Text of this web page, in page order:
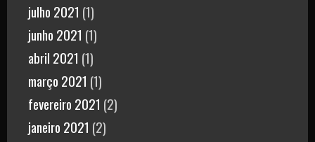
julho 2021 (1)
junho 2021 (1)
abril 2021 (1)
março 2021 (1)
fevereiro 2021 (2)
janeiro 2021 (2)